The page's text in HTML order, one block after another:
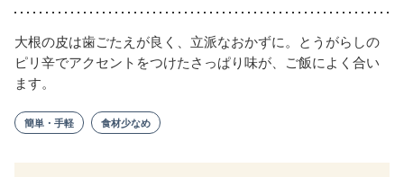
大根の皮は歯ごたえが良く、立派なおかずに。とうがらしの
ピリ辛でアクセントをつけたさっぱり味が、ご飯によく合い
ます。
簡単・手軽 食材少なめ